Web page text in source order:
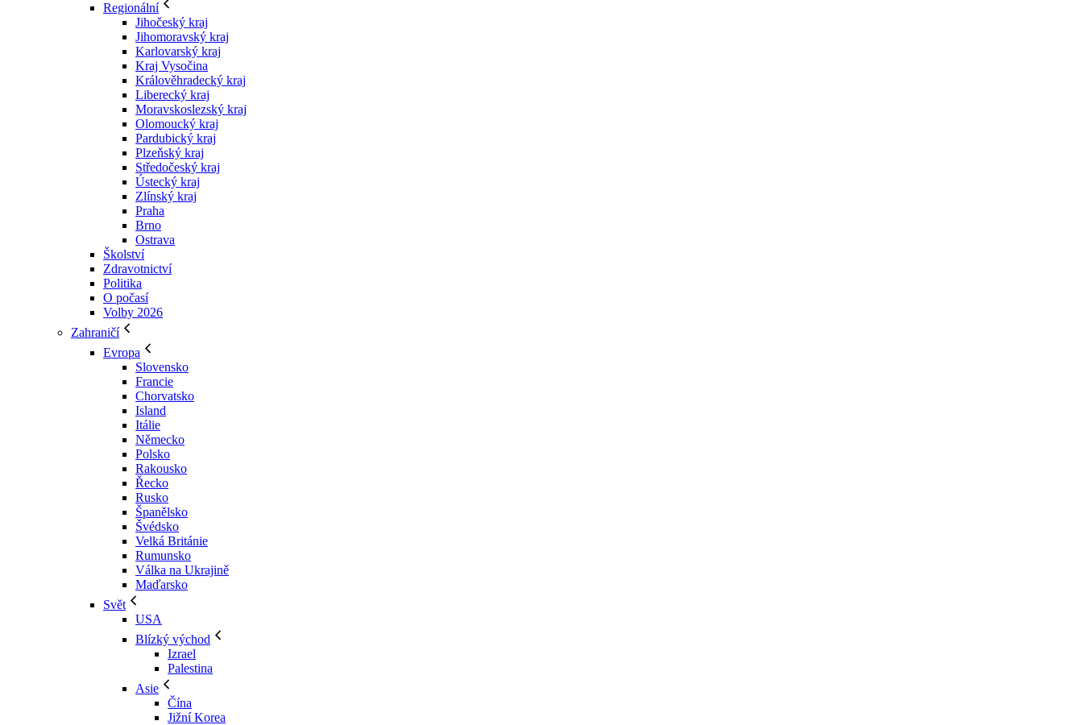
Regionální
Jihočeský kraj
Jihomoravský kraj
Karlovarský kraj
Kraj Vysočina
Králověhradecký kraj
Liberecký kraj
Moravskoslezský kraj
Olomoucký kraj
Pardubický kraj
Plzeňský kraj
Středočeský kraj
Ústecký kraj
Zlínský kraj
Praha
Brno
Ostrava
Školství
Zdravotnictví
Politika
O počasí
Volby 2026
Zahraničí
Evropa
Slovensko
Francie
Chorvatsko
Island
Itálie
Německo
Polsko
Rakousko
Řecko
Rusko
Španělsko
Švédsko
Velká Británie
Rumunsko
Válka na Ukrajině
Maďarsko
Svět
USA
Blízký východ
Izrael
Palestina
Asie
Čína
Jižní Korea